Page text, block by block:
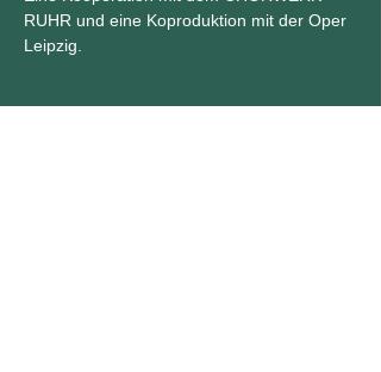
RUHR und eine Koproduktion mit der Oper
Leipzig.